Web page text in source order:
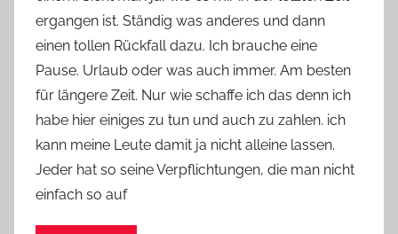
v
o
n
n
e
ergangen ist. Ständig was anderes und dann
einen tollen Rückfall dazu. Ich brauche eine
Pause. Urlaub oder was auch immer. Am besten
für längere Zeit. Nur wie schaffe ich das denn ich
habe hier einiges zu tun und auch zu zahlen. ich
kann meine Leute damit ja nicht alleine lassen.
Jeder hat so seine Verpflichtungen, die man nicht
einfach so auf